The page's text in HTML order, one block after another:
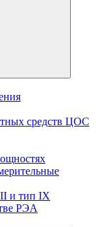
средств ЦОС
и тип IX
РЭА